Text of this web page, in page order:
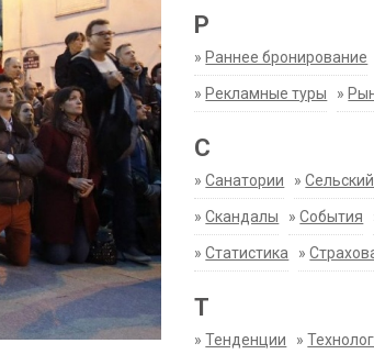
Р
» Раннее бронирование
» Рекламные туры »
С
»Санатории »
»Скандалы »События
»Статистика »
Т
»Тенденции »